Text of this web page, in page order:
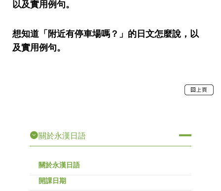
以及實用例句。
想知道「附近有停車場嗎？」的日文怎麼說，以
及實用例句。
關於永漢日語
關於永漢日語
開課日期